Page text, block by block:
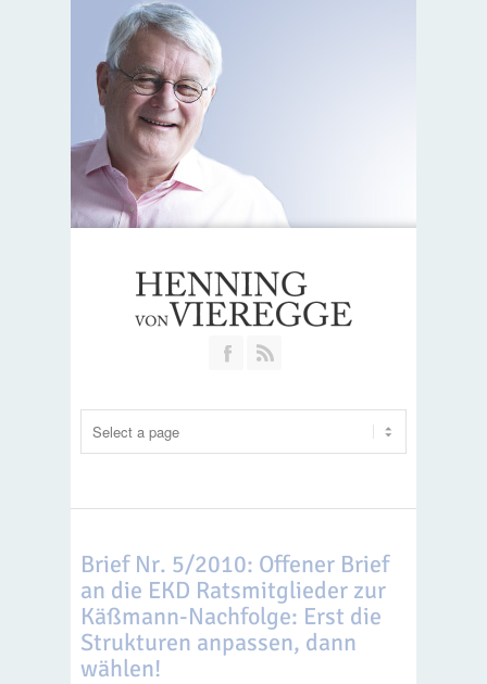
Join our Facebook Group
Brief Nr. 5/2010: Offener Brief
an die EKD Ratsmitglieder zur
Käßmann-Nachfolge: Erst die
Strukturen anpassen, dann
wählen!